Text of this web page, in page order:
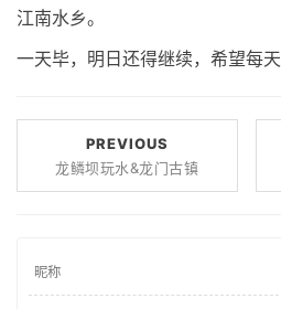
江南水乡。
一天毕，明日还得继续，希望每天
PREVIOUS
龙鳞坝玩水&龙门古镇